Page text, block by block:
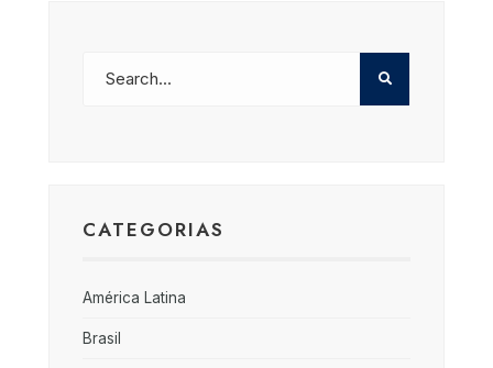
CATEGORIAS
América Latina
Brasil